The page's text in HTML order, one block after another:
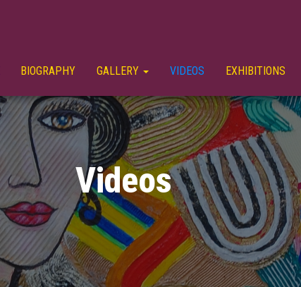
BIOGRAPHY GALLERY VIDEOS EXHIBITIONS
Videos